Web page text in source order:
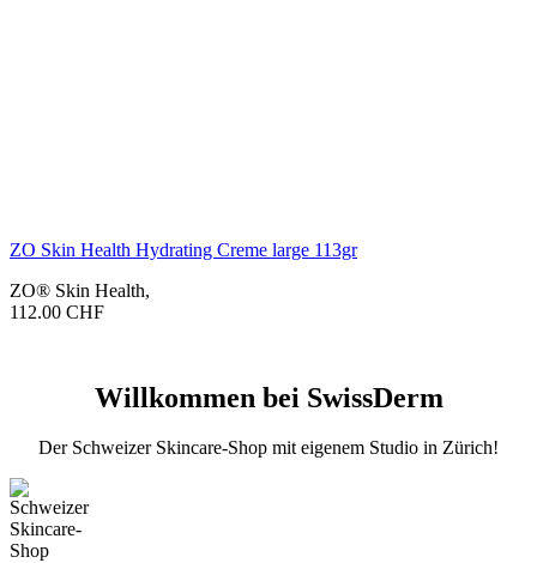
ZO Skin Health Hydrating Creme large 113gr
ZO® Skin Health,
112.00 CHF
Willkommen bei SwissDerm
Der Schweizer Skincare-Shop mit eigenem Studio in Zürich!